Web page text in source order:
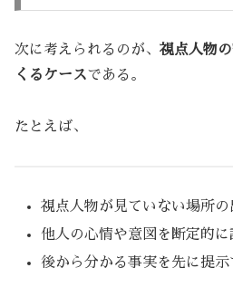
次に考えられるのが、 視点人物
くるケースである。
たとえば、
視点人物が見ていない場所の
他人の心情や意図を断定的に
後から分かる事実を先に提示